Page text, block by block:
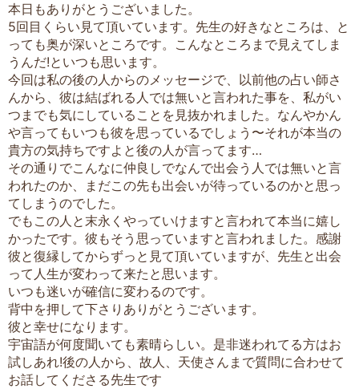
本日もありがとうございました。
5回目くらい見て頂いています。先生の好きなところは、と
っても奥が深いところです。こんなところまで見えてしま
うんだ!といつも思います。
今回は私の後の人からのメッセージで、以前他の占い師さ
んから、彼は結ばれる人では無いと言われた事を、私がい
つまでも気にしていることを見抜かれました。なんやかん
や言ってもいつも彼を思っているでしょう〜それが本当の
貴方の気持ちですよと後の人が言ってます…
その通りでこんなに仲良しでなんで出会う人では無いと言
われたのか、まだこの先も出会いが待っているのかと思っ
てしまうのでした。
でもこの人と末永くやっていけますと言われて本当に嬉し
かったです。彼もそう思っていますと言われました。感謝
彼と復縁してからずっと見て頂いていますが、先生と出会
って人生が変わって来たと思います。
いつも迷いが確信に変わるのです。
背中を押して下さりありがとうございます。
彼と幸せになります。
宇宙語が何度聞いても素晴らしい。是非迷われてる方はお
試しあれ!後の人から、故人、天使さんまで質問に合わせて
お話してくださる先生です